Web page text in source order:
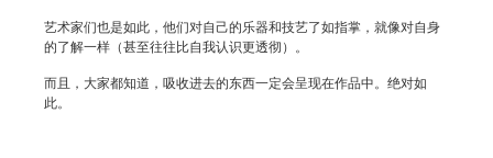
艺术家们也是如此，他们对自己的乐器和技艺了如指掌，就像对自身
的了解一样（甚至往往比自我认识更透彻）。
而且，大家都知道，吸收进去的东西一定会呈现在作品中。绝对如
此。